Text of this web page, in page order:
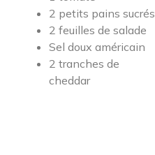
2 petits pains sucrés
2 feuilles de salade
Sel doux américain
2 tranches de
cheddar